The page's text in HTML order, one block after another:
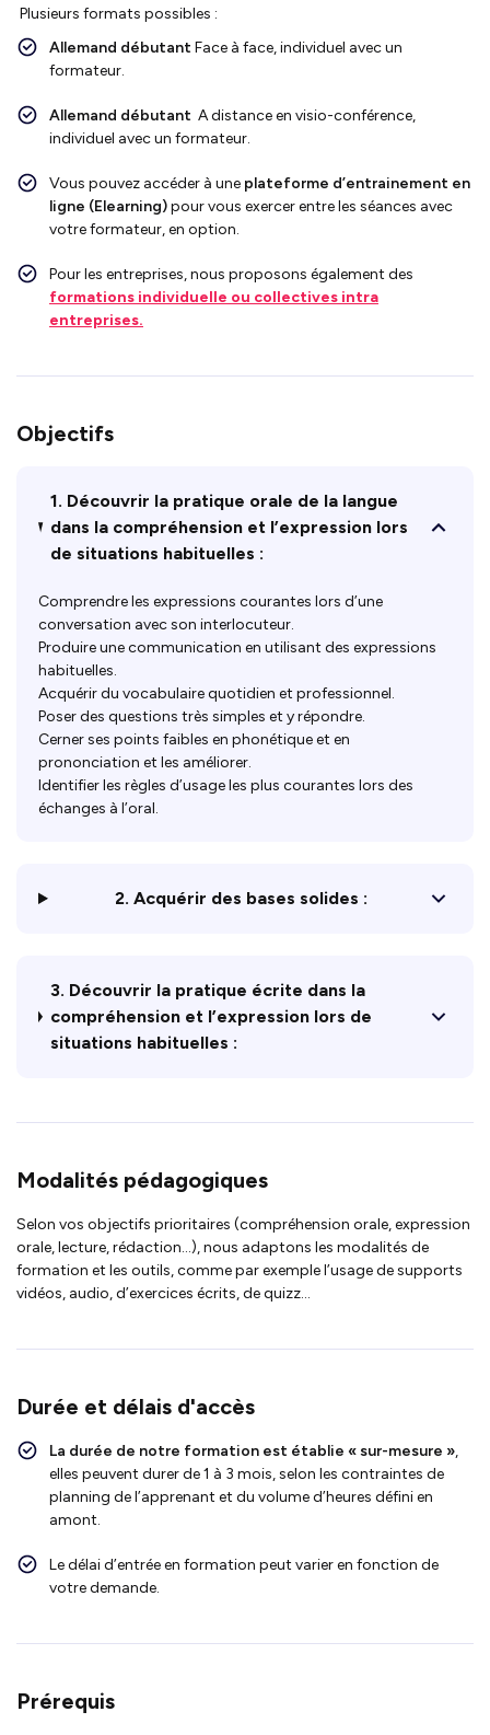
Plusieurs formats possibles :
Allemand débutant Face à face, individuel avec un
formateur.
Allemand débutant A distance en visio-conférence,
individuel avec un formateur.
Vous pouvez accéder à une plateforme d’entrainement en
ligne (Elearning)pour vous exercer entre les séances avec
votre formateur, en option.
Pour les entreprises, nous proposons également des
formations individuelle ou collectives intra
entreprises.
Objectifs
1. Découvrir la pratique orale de la langue
dans la compréhension et l’expression lors
de situations habituelles :
Comprendre les expressions courantes lors d’une
conversation avec son interlocuteur.
Produire une communication en utilisant des expressions
habituelles.
Acquérir du vocabulaire quotidien et professionnel.
Poser des questions très simples et y répondre.
Cerner ses points faibles en phonétique et en
prononciation et les améliorer.
Identifier les règles d’usage les plus courantes lors des
échanges à l’oral.
2. Acquérir des bases solides :
3. Découvrir la pratique écrite dans la
compréhension et l’expression lors de
situations habituelles :
Modalités pédagogiques
Selon vos objectifs prioritaires (compréhension orale, expression
orale, lecture, rédaction…), nous adaptons les modalités de
formation et les outils, comme par exemple l’usage de supports
vidéos, audio, d’exercices écrits, de quizz…
Durée et délais d'accès
La durée de notre formation est établie « sur-mesure »,
elles peuvent durer de 1 à 3 mois, selon les contraintes de
planning de l’apprenant et du volume d’heures défini en
amont.
Le délai d’entrée en formation peut varier en fonction de
votre demande.
Prérequis